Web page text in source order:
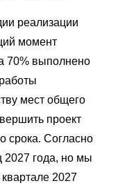
реализации
момент
70% выполнено
мест общего
проект
срока. Согласно
2027 года, но мы
2027